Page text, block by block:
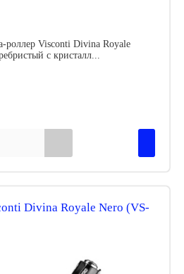
роллер Visconti Divina Royale
с кристалл...
Divina Royale Nero (VS-